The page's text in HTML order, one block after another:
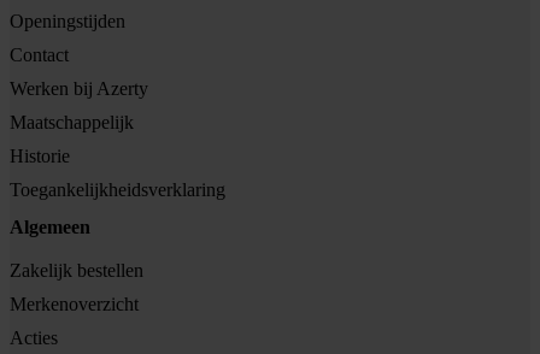
Openingstijden
Contact
Werken bij Azerty
Maatschappelijk
Historie
Toegankelijkheidsverklaring
Algemeen
Zakelijk bestellen
Merkenoverzicht
Acties